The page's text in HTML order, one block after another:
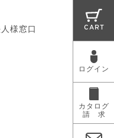
様窓口 CART
ログイン
カタログ
請 求